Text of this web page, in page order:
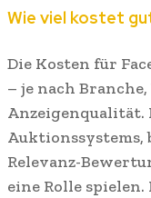
Wie viel kostet
Die Kosten für
– je nach
Anzeigenqualität.
Auktionssystems,
Relevanz-
eine Rolle